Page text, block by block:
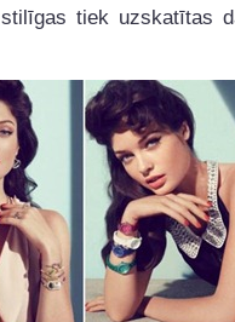
tiek uzskatītas